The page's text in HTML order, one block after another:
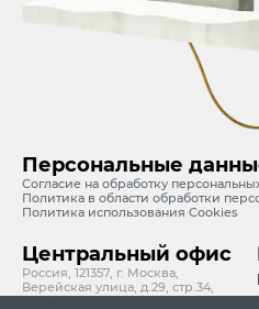
Персональные
Согласие на обработку
Политика в области обработки
Политика использования Cookies
Центральный офис
Россия, 121357, г. Москва,
Верейская улица, д.29, стр.34,